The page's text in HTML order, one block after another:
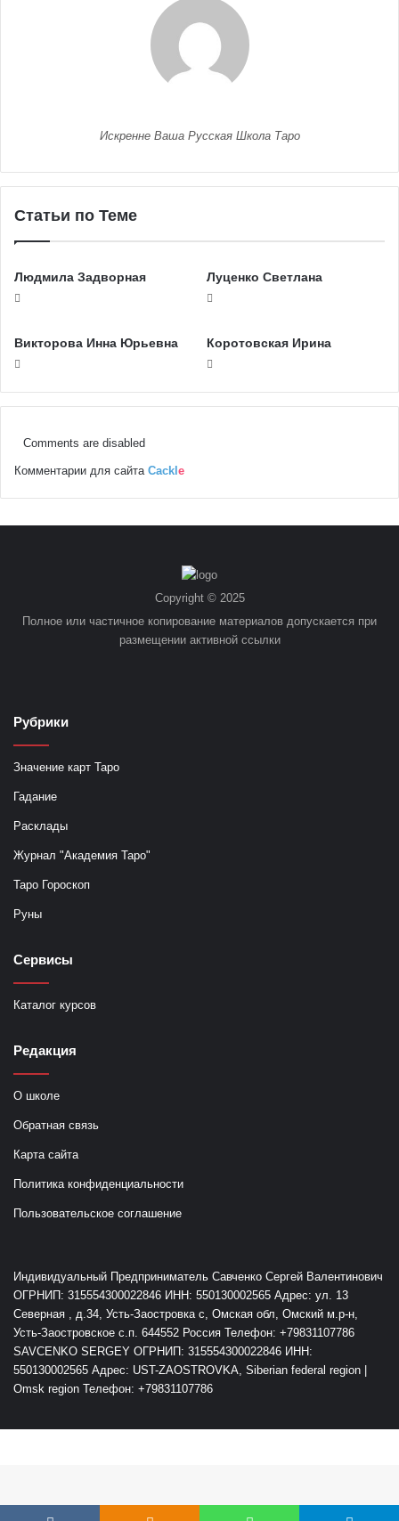
Искренне Ваша Русская Школа Таро
Статьи по Теме
Людмила Задворная Луценко Светлана
Викторова Инна Юрьевна Коротовская Ирина
Comments are disabled
Комментарии для сайта Cackl e
Copyright © 2025
Полное или частичное копирование материалов допускается при
размещении активной ссылки
Рубрики
Значение карт Таро
Гадание
Расклады
Журнал "Академия Таро"
Таро Гороскоп
Руны
Сервисы
Каталог курсов
Редакция
О школе
Обратная связь
Карта сайта
Политика конфиденциальности
Пользовательское соглашение
Индивидуальный Предприниматель Савченко Сергей Валентинович
ОГРНИП: 315554300022846 ИНН: 550130002565 Адрес: ул. 13
Северная , д.34, Усть-Заостровка с, Омская обл, Омский м.р-н,
Усть-Заостровское с.п. 644552 Россия Телефон: +79831107786
SAVCENKO SERGEY ОГРНИП: 315554300022846 ИНН:
550130002565 Адрес: UST-ZAOSTROVKA, Siberian federal region |
Omsk region Телефон: +79831107786